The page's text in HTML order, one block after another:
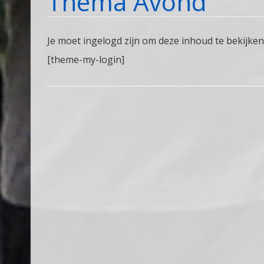
Je moet ingelogd zijn om deze inhoud te
[theme-my-login]